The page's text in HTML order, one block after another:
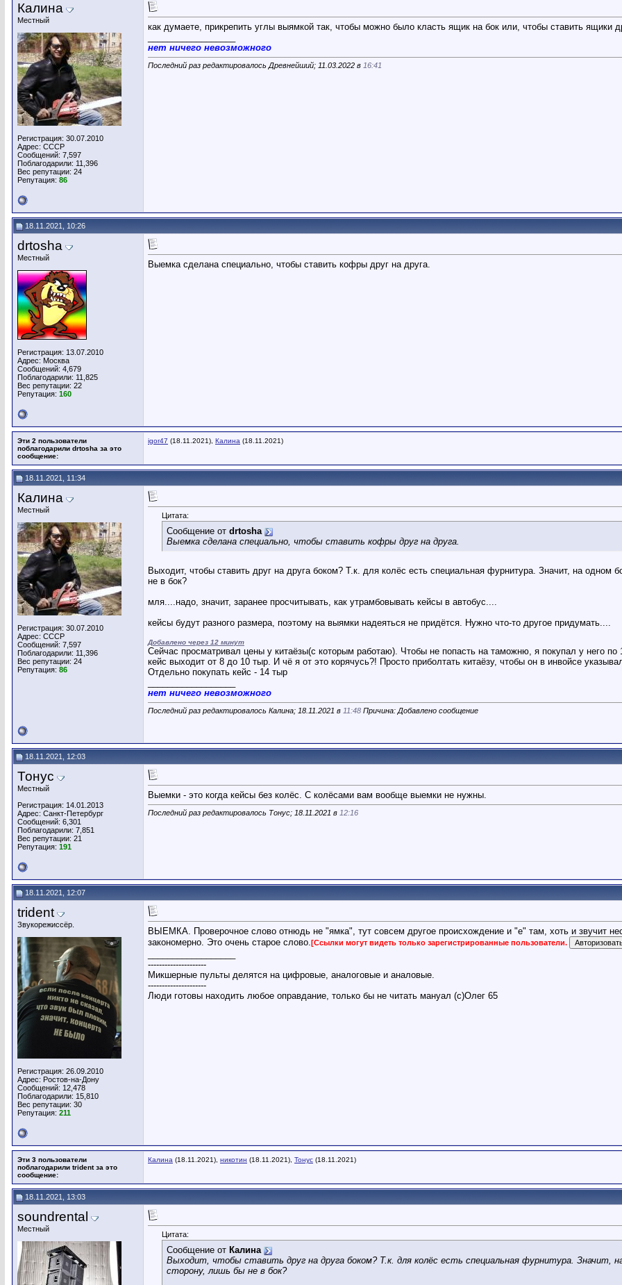
Калина
Местный
Регистрация: 30.07.2010
Адрес: СССР
Сообщений: 7,597
Поблагодарили: 11,396
Вес репутации: 24
Репутация: 86
как думаете, прикрепить углы выямкой так, чтобы можно было класть ящик на бок или, чтобы ставить ящики
нет ничего невозможного
Последний раз редактировалось Древнейший; 11.03.2022 в 16:41
18.11.2021, 10:26
drtosha
Местный
Регистрация: 13.07.2010
Адрес: Москва
Сообщений: 4,679
Поблагодарили: 11,825
Вес репутации: 22
Репутация: 160
Выемка сделана специально, чтобы ставить кофры друг на друга.
Эти 2 пользователи
поблагодарили drtosha за это
сообщение:
igor47 (18.11.2021), Калина (18.11.2021)
18.11.2021, 11:34
Калина
Местный
Регистрация: 30.07.2010
Адрес: СССР
Сообщений: 7,597
Поблагодарили: 11,396
Вес репутации: 24
Репутация: 86
Цитата:
Сообщение от drtosha
Выемка сделана специально, чтобы ставить кофры друг на друга.
Выходит, чтобы ставить друг на друга боком? Т.к. для колёс есть специальная фурнитура. Значит, на
не в бок?
мля....надо, значит, заранее просчитывать, как утрамбовывать кейсы в автобус....
кейсы будут разного размера, поэтому на выямки надеяться не придётся. Нужно что-то другое придумать....
Добавлено через 12 минут
Сейчас просматривал цены у китаёзы(с которым работаю). Чтобы не попасть на таможню, я покупал у него
кейс выходит от 8 до 10 тыр. И чё я от это корячусь?! Просто приболтать китаёзу, чтобы он в инвойсе
Отдельно покупать кейс - 14 тыр
нет ничего невозможного
Последний раз редактировалось Калина; 18.11.2021 в 11:48 Причина: Добавлено сообщение
18.11.2021, 12:03
Тонус
Местный
Регистрация: 14.01.2013
Адрес: Санкт-Петербург
Сообщений: 6,301
Поблагодарили: 7,851
Вес репутации: 21
Репутация: 191
Выемки - это когда кейсы без колёс. С колёсами вам вообще выемки не нужны.
Последний раз редактировалось Тонус; 18.11.2021 в 12:16
18.11.2021, 12:07
trident
Звукорежиссёр.
Регистрация: 26.09.2010
Адрес: Ростов-на-Дону
Сообщений: 12,478
Поблагодарили: 15,810
Вес репутации: 30
Репутация: 211
ВЫЕМКА. Проверочное слово отнюдь не "ямка", тут совсем другое происхождение и "е" там, хоть и звучит
закономерно. Это очень старое слово. [Ссылки могут видеть только зарегистрированные пользователи.
---------------------
Микшерные пульты делятся на цифровые, аналоговые и аналовые.
---------------------
Люди готовы находить любое оправдание, только бы не читать мануал (с)Олег 65
Эти 3 пользователи
поблагодарили trident за это
сообщение:
Калина (18.11.2021), никотин (18.11.2021), Тонус (18.11.2021)
18.11.2021, 13:03
soundrental
Местный
Цитата:
Сообщение от Калина
Выходит, чтобы ставить друг на друга боком? Т.к. для колёс есть специальная фурнитура. Значит,
сторону, лишь бы не в бок?